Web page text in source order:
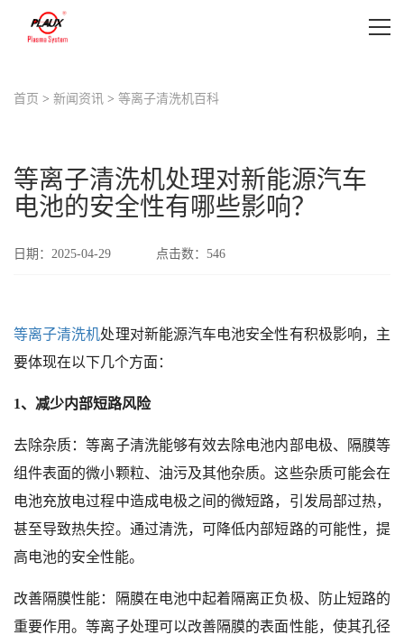
等离子清洗机应用
等离子表面处理视频
新闻资讯
联系我们
首页 > 新闻资讯 > 等离子清洗机百科
等离子清洗机处理对新能源汽车
电池的安全性有哪些影响？
日期：2025-04-29 点击数： 546
等离子清洗机处理对新能源汽车电池安全性有积极影响，主
要体现在以下几个方面：
1、减少内部短路风险
去除杂质：等离子清洗能够有效去除电池内部电极、隔膜等
组件表面的微小颗粒、油污及其他杂质。这些杂质可能会在
电池充放电过程中造成电极之间的微短路，引发局部过热，
甚至导致热失控。通过清洗，可降低内部短路的可能性，提
高电池的安全性能。
改善隔膜性能：隔膜在电池中起着隔离正负极、防止短路的
重要作用。等离子处理可以改善隔膜的表面性能，使其孔径